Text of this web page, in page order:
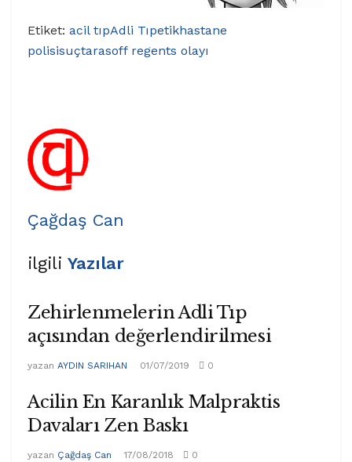
Etiket: acil tıpAdli Tıpetikhastane
polisisuçtarasoff regents olayı
Çağdaş Can
ilgili Yazılar
Zehirlenmelerin Adli Tıp
açısından değerlendirilmesi
yazan AYDIN SARIHAN 01/07/2019 0
Acilin En Karanlık Malpraktis
Davaları Zen Baskı
yazan Çağdaş Can 17/08/2018 0